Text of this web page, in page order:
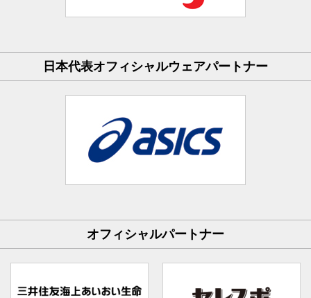
日本代表オフィシャルウェアパートナー
オフィシャルパートナー